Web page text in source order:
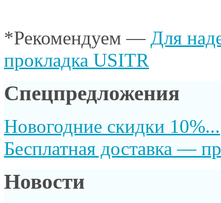
*Рекомендуем — Для
прокладка USITR
Спецпредложения
Новогодние скидки 10%...
Бесплатная доставка —
Новости